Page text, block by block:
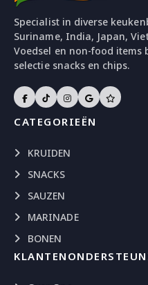
Specialist in diverse
Suriname, India, Japan,
Voedsel en non-food items
selectie snacks en chips.
CATEGORIEËN
KRUIDEN
SNACKS
SAUZEN
MARINADE
BONEN